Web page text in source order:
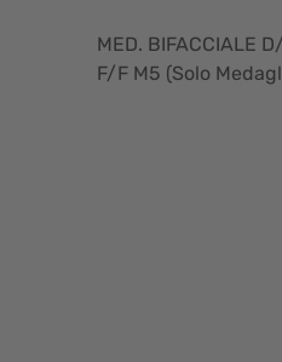
MED. BIFACCIALE
F/F M5 (Solo